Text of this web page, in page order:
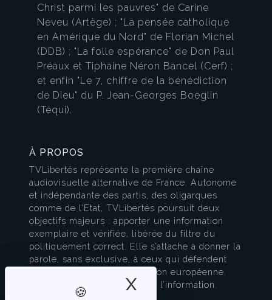
X Masquer le
Christ parmi les pauvres" de Carine
Neveu (Artège) ; "La pensée catholique
en Amérique du Nord" de Florian Michel
(DDB) ; "La folle espérance" de Don Paul
Préaux et Tiphaine Néron Bancel (Cerf) ;
et enfin "Le 7, chiffre de la bénédiction
de Dieu" du P. Jean-Georges Boeglin
(Téqui).
À PROPOS
TVLibertés représente la première chaîne
audiovisuelle alternative de France. Autonome
et indépendante des partis, des oligarques
comme de l’Etat, TVLibertés poursuit deux
objectifs majeurs : apporter une information
exemplaire et vérifiée, libérée du filtre du
politiquement correct. Elle s’attache à donner la
parole, sans exclusive, à ceux qui défendent
l’esprit français et la civilisation européenne.
TVLibertés est à la pointe de l’information.